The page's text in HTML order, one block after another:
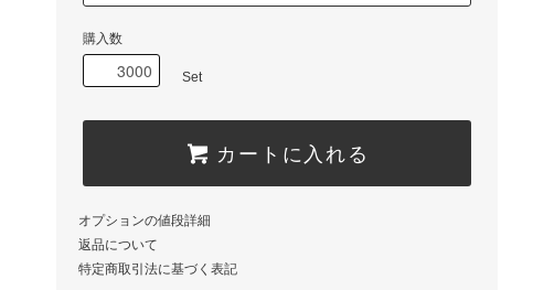
購入数
Set
カートに入れる
オプションの値段詳細
返品について
特定商取引法に基づく表記